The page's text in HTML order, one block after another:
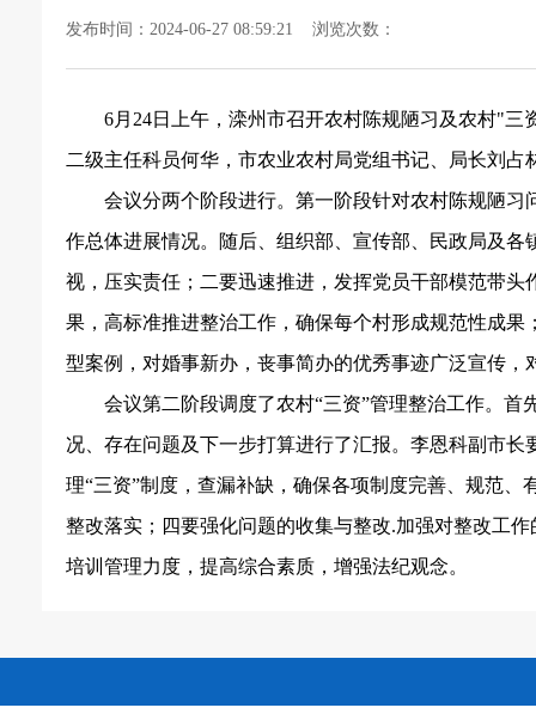
发布时间：2024-06-27 08:59:21 浏览次数：
6月24日上午，滦州市召开农村陈规陋习及农村"
二级主任科员何华，市农业农村局党组书记、局长刘
会议分两个阶段进行。第一阶段针对农村陈规陋
作总体进展情况。随后、组织部、宣传部、民政局及各
视，压实责任 ； 二要迅速推进，发挥党员干部模范带
果，高标准推进整治工作，确保每个村形成规范性成果
型案例，对婚事新办，丧事简办的优秀事迹广泛宣传
会议第二阶段调度了农村“三资”管理整治工作。首
况、存在问题及下一步打算进行了汇报。李恩科副市
理“三资”制度，查漏补缺，确保各项制度完善、规范、
整改落实 ； 四要强化问题的收集与整改.加强对整改工
培训管理力度，提高综合素质，增强法纪观念。